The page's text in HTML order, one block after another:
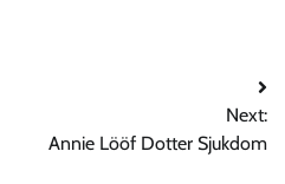
Next:
Annie Lööf Dotter Sjukdom